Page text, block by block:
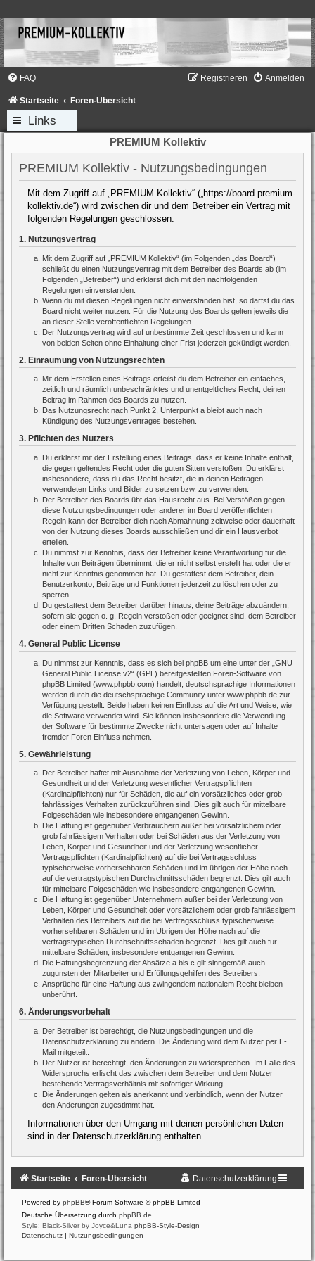
FAQ Anmelden
Registrieren
Startseite Foren-Übersicht
Links
PREMIUM Kollektiv
PREMIUM Kollektiv - Nutzungsbedingungen
Mit dem Zugriff auf „PREMIUM Kollektiv“ („https://board.premium-
kollektiv.de“) wird zwischen dir und dem Betreiber ein Vertrag mit
folgenden Regelungen geschlossen:
1. Nutzungsvertrag
Mit dem Zugriff auf „PREMIUM Kollektiv“ (im Folgenden „das Board“)
schließt du einen Nutzungsvertrag mit dem Betreiber des Boards ab (im
Folgenden „Betreiber“) und erklärst dich mit den nachfolgenden
Regelungen einverstanden.
Wenn du mit diesen Regelungen nicht einverstanden bist, so darfst du das
Board nicht weiter nutzen. Für die Nutzung des Boards gelten jeweils die
an dieser Stelle veröffentlichten Regelungen.
Der Nutzungsvertrag wird auf unbestimmte Zeit geschlossen und kann
von beiden Seiten ohne Einhaltung einer Frist jederzeit gekündigt werden.
2. Einräumung von Nutzungsrechten
Mit dem Erstellen eines Beitrags erteilst du dem Betreiber ein einfaches,
zeitlich und räumlich unbeschränktes und unentgeltliches Recht, deinen
Beitrag im Rahmen des Boards zu nutzen.
Das Nutzungsrecht nach Punkt 2, Unterpunkt a bleibt auch nach
Kündigung des Nutzungsvertrages bestehen.
3. Pflichten des Nutzers
Du erklärst mit der Erstellung eines Beitrags, dass er keine Inhalte enthält,
die gegen geltendes Recht oder die guten Sitten verstoßen. Du erklärst
insbesondere, dass du das Recht besitzt, die in deinen Beiträgen
verwendeten Links und Bilder zu setzen bzw. zu verwenden.
Der Betreiber des Boards übt das Hausrecht aus. Bei Verstößen gegen
diese Nutzungsbedingungen oder anderer im Board veröffentlichten
Regeln kann der Betreiber dich nach Abmahnung zeitweise oder dauerhaft
von der Nutzung dieses Boards ausschließen und dir ein Hausverbot
erteilen.
Du nimmst zur Kenntnis, dass der Betreiber keine Verantwortung für die
Inhalte von Beiträgen übernimmt, die er nicht selbst erstellt hat oder die er
nicht zur Kenntnis genommen hat. Du gestattest dem Betreiber, dein
Benutzerkonto, Beiträge und Funktionen jederzeit zu löschen oder zu
sperren.
Du gestattest dem Betreiber darüber hinaus, deine Beiträge abzuändern,
sofern sie gegen o. g. Regeln verstoßen oder geeignet sind, dem Betreiber
oder einem Dritten Schaden zuzufügen.
4. General Public License
Du nimmst zur Kenntnis, dass es sich bei phpBB um eine unter der „ GNU
General Public License v2“ (GPL) bereitgestellten Foren-Software von
phpBB Limited (www.phpbb.com) handelt; deutschsprachige Informationen
werden durch die deutschsprachige Community unter www.phpbb.de zur
Verfügung gestellt. Beide haben keinen Einfluss auf die Art und Weise, wie
die Software verwendet wird. Sie können insbesondere die Verwendung
der Software für bestimmte Zwecke nicht untersagen oder auf Inhalte
fremder Foren Einfluss nehmen.
5. Gewährleistung
Der Betreiber haftet mit Ausnahme der Verletzung von Leben, Körper und
Gesundheit und der Verletzung wesentlicher Vertragspflichten
(Kardinalpflichten) nur für Schäden, die auf ein vorsätzliches oder grob
fahrlässiges Verhalten zurückzuführen sind. Dies gilt auch für mittelbare
Folgeschäden wie insbesondere entgangenen Gewinn.
Die Haftung ist gegenüber Verbrauchern außer bei vorsätzlichem oder
grob fahrlässigem Verhalten oder bei Schäden aus der Verletzung von
Leben, Körper und Gesundheit und der Verletzung wesentlicher
Vertragspflichten (Kardinalpflichten) auf die bei Vertragsschluss
typischerweise vorhersehbaren Schäden und im übrigen der Höhe nach
auf die vertragstypischen Durchschnittsschäden begrenzt. Dies gilt auch
für mittelbare Folgeschäden wie insbesondere entgangenen Gewinn.
Die Haftung ist gegenüber Unternehmern außer bei der Verletzung von
Leben, Körper und Gesundheit oder vorsätzlichem oder grob fahrlässigem
Verhalten des Betreibers auf die bei Vertragsschluss typischerweise
vorhersehbaren Schäden und im Übrigen der Höhe nach auf die
vertragstypischen Durchschnittsschäden begrenzt. Dies gilt auch für
mittelbare Schäden, insbesondere entgangenen Gewinn.
Die Haftungsbegrenzung der Absätze a bis c gilt sinngemäß auch
zugunsten der Mitarbeiter und Erfüllungsgehilfen des Betreibers.
Ansprüche für eine Haftung aus zwingendem nationalem Recht bleiben
unberührt.
6. Änderungsvorbehalt
Der Betreiber ist berechtigt, die Nutzungsbedingungen und die
Datenschutzerklärung zu ändern. Die Änderung wird dem Nutzer per E-
Mail mitgeteilt.
Der Nutzer ist berechtigt, den Änderungen zu widersprechen. Im Falle des
Widerspruchs erlischt das zwischen dem Betreiber und dem Nutzer
bestehende Vertragsverhältnis mit sofortiger Wirkung.
Die Änderungen gelten als anerkannt und verbindlich, wenn der Nutzer
den Änderungen zugestimmt hat.
Informationen über den Umgang mit deinen persönlichen Daten
sind in der Datenschutzerklärung enthalten.
Startseite Foren-Übersicht Datenschutzerklärung
Powered by phpBB® Forum Software © phpBB Limited
Deutsche Übersetzung durch phpBB.de
Style: Black-Silver by Joyce&Luna phpBB-Style-Design
Datenschutz | Nutzungsbedingungen